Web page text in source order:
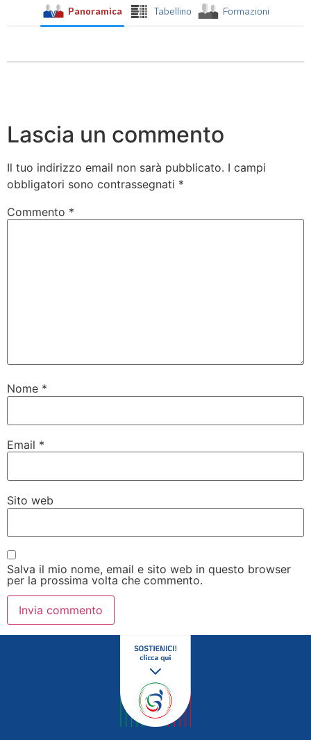
Panoramica Tabellino Formazioni
Lascia un commento
Il tuo indirizzo email non sarà pubblicato. I campi
obbligatori sono contrassegnati *
Commento *
Nome *
Email *
Sito web
Salva il mio nome, email e sito web in questo browser
per la prossima volta che commento.